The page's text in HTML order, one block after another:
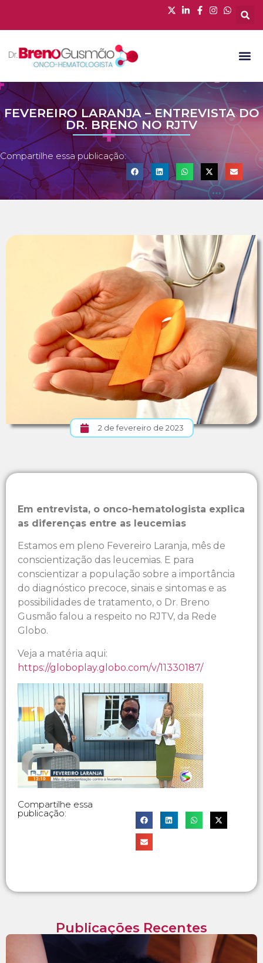
FEVEREIRO LARANJA – ENTREVISTA DO
DR. BRENO NO RJTV
Compartilhe essa publicação:
2 de fevereiro de 2023
Em entrevista, o onco-hematologista explica
as diferenças entre as leucemias
Estamos em pleno Fevereiro Laranja, mês de
conscientização das leucemias. E para
conscientizar a população sobre a importância
do diagnóstico precoce, sinais e sintomas e as
possibilidades de tratamento, o Dr. Breno
Gusmão falou a respeito no RJTV, da Rede
Globo.
Veja a matéria aqui:
https://globoplay.globo.com/v/11330187/
Compartilhe essa
publicação:
Publicações Recentes